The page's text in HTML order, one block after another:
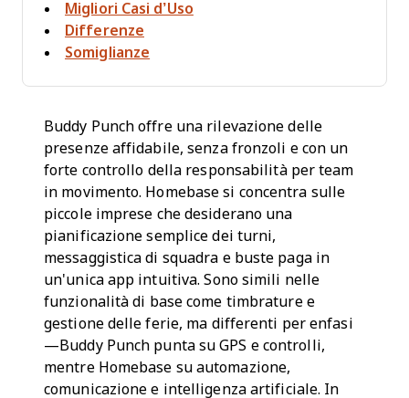
Migliori Casi d’Uso
Differenze
Somiglianze
Buddy Punch offre una rilevazione delle
presenze affidabile, senza fronzoli e con un
forte controllo della responsabilità per team
in movimento. Homebase si concentra sulle
piccole imprese che desiderano una
pianificazione semplice dei turni,
messaggistica di squadra e buste paga in
un'unica app intuitiva. Sono simili nelle
funzionalità di base come timbrature e
gestione delle ferie, ma differenti per enfasi
—Buddy Punch punta su GPS e controlli,
mentre Homebase su automazione,
comunicazione e intelligenza artificiale. In